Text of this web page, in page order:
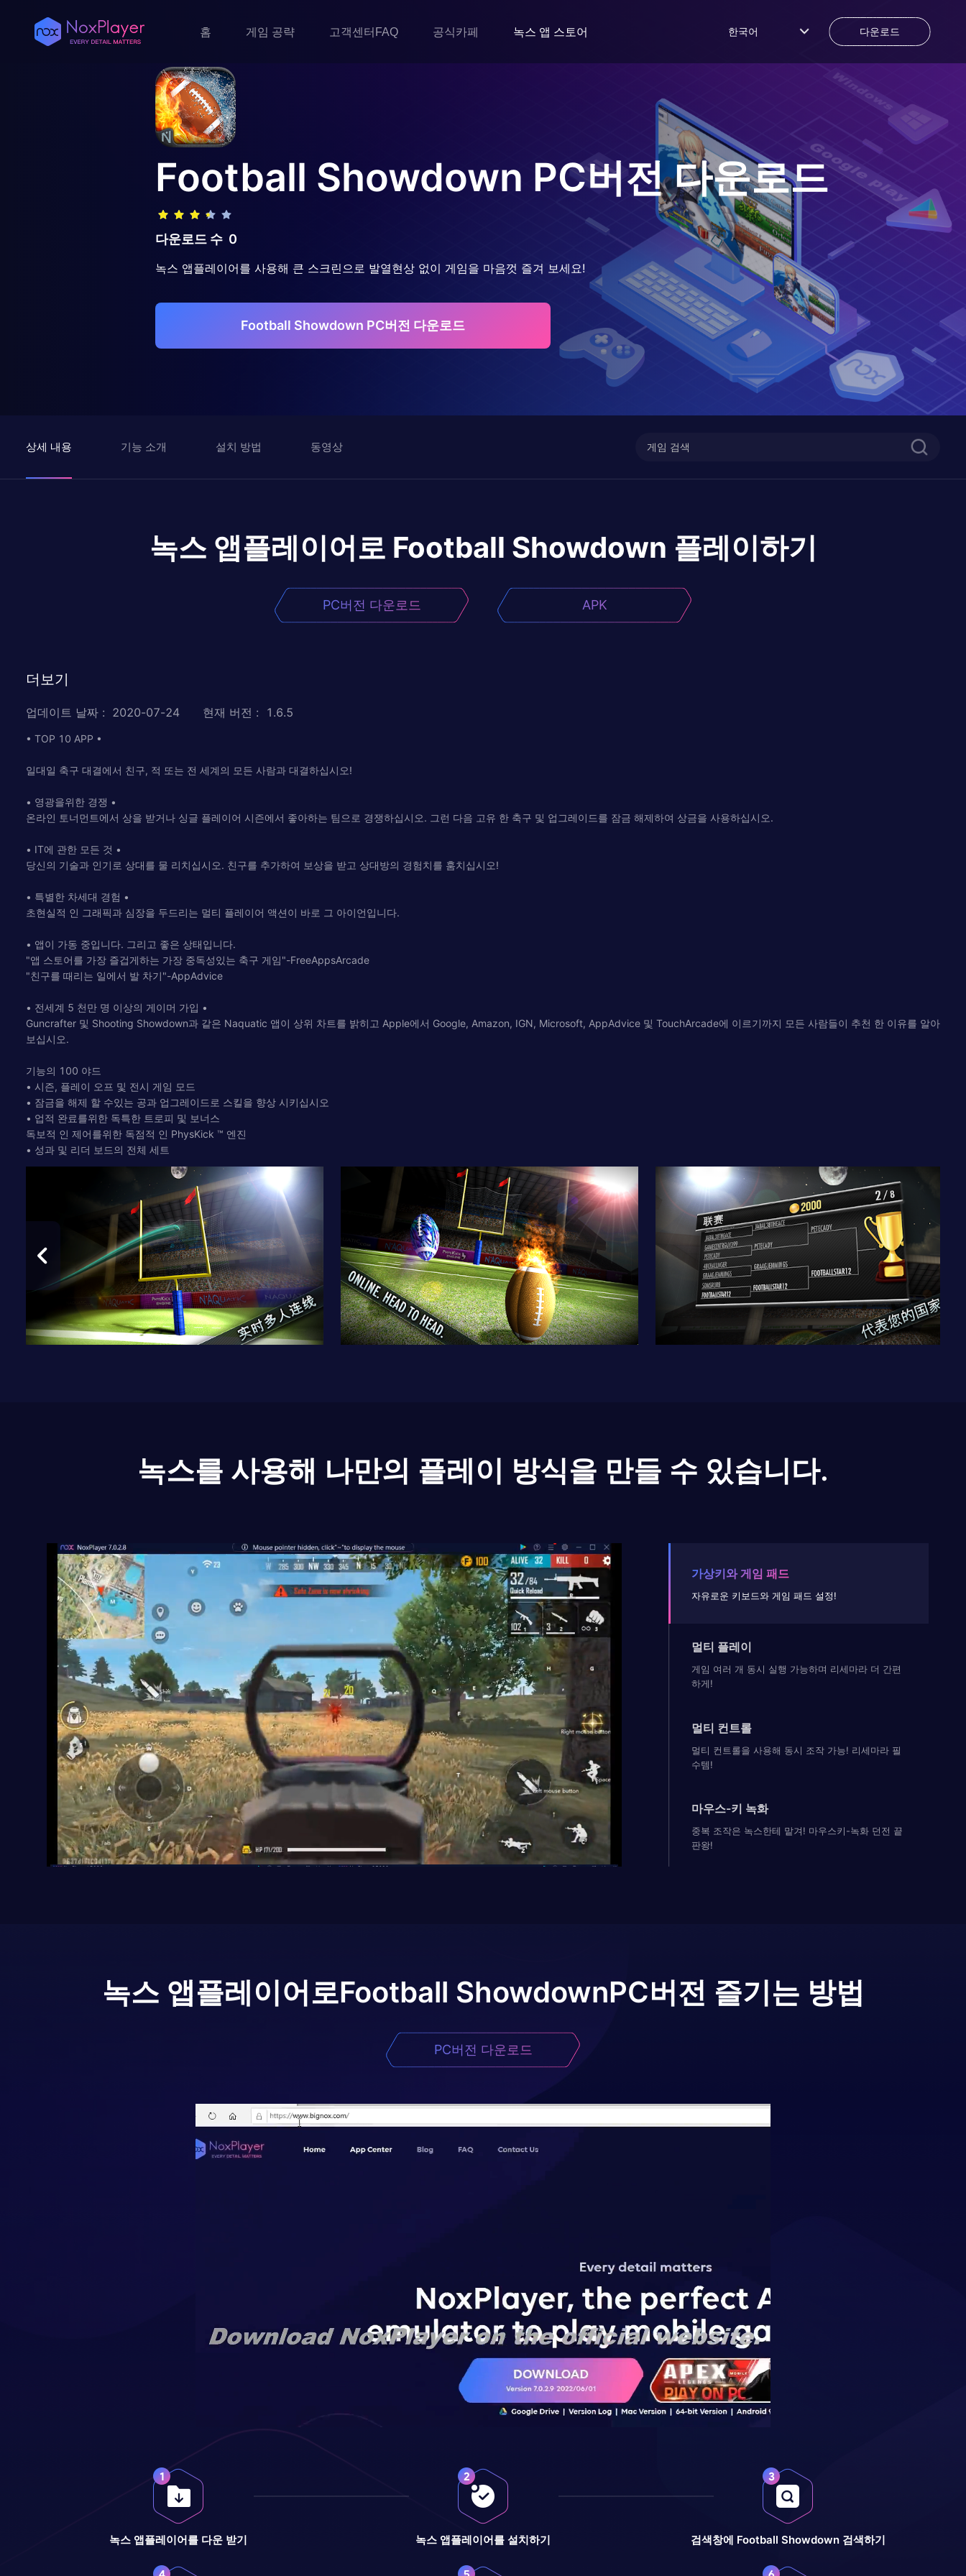
홈 게임 공략 고객센터FAQ 공식카페 녹스 앱 스토어 한국어 다운로드
Football Showdown PC버전 다운로드
다운로드 수 0
녹스 앱플레이어를 사용해 큰 스크린으로 발열현상 없이 게임을 마음껏 즐겨 보세요!
Football Showdown PC버전 다운로드
상세 내용 기능 소개 설치 방법 동영상
녹스 앱플레이어로 Football Showdown 플레이하기
PC버전 다운로드 APK
더보기
업데이트 날짜 : 2020-07-24 현재 버전 : 1.6.5
• TOP 10 APP •
일대일 축구 대결에서 친구, 적 또는 전 세계의 모든 사람과 대결하십시오!
• 영광을위한 경쟁 •
온라인 토너먼트에서 상을 받거나 싱글 플레이어 시즌에서 좋아하는 팀으로 경쟁하십시오. 그런 다음 고유 한 축구 및 업그레이드를 잠금 해제하여 상금을 사용하십시오.
• IT에 관한 모든 것 •
당신의 기술과 인기로 상대를 물 리치십시오. 친구를 추가하여 보상을 받고 상대방의 경험치를 훔치십시오!
• 특별한 차세대 경험 •
초현실적 인 그래픽과 심장을 두드리는 멀티 플레이어 액션이 바로 그 아이언입니다.
• 앱이 가동 중입니다. 그리고 좋은 상태입니다.
"앱 스토어를 가장 즐겁게하는 가장 중독성있는 축구 게임"-FreeAppsArcade
"친구를 때리는 일에서 발 차기"-AppAdvice
• 전세계 5 천만 명 이상의 게이머 가입 •
Guncrafter 및 Shooting Showdown과 같은 Naquatic 앱이 상위 차트를 밝히고 Apple에서 Google, Amazon, IGN, Microsoft, AppAdvice 및 TouchArcade에 이르기까지 모든 사람들이 추천 한 이유를 알아
보십시오.
기능의 100 야드
• 시즌, 플레이 오프 및 전시 게임 모드
• 잠금을 해제 할 수있는 공과 업그레이드로 스킬을 향상 시키십시오
• 업적 완료를위한 독특한 트로피 및 보너스
독보적 인 제어를위한 독점적 인 PhysKick ™ 엔진
• 성과 및 리더 보드의 전체 세트
녹스를 사용해 나만의 플레이 방식을 만들 수 있습니다.
가상키와 게임 패드
자유로운 키보드와 게임 패드 설정!
멀티 플레이
게임 여러 개 동시 실행 가능하며 리세마라 더 간편
하게!
멀티 컨트롤
멀티 컨트롤을 사용해 동시 조작 가능! 리세마라 필
수템!
마우스-키 녹화
중복 조작은 녹스한테 맡겨! 마우스키-녹화 던전 끝
판왕!
녹스 앱플레이어로Football ShowdownPC버전 즐기는 방법
PC버전 다운로드
녹스 앱플레이어를 다운 받기 녹스 앱플레이어를 설치하기 검색창에 Football Showdown 검색하기